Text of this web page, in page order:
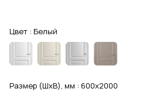
Цвет : Белый
Размер (ШхВ), мм : 600x2000